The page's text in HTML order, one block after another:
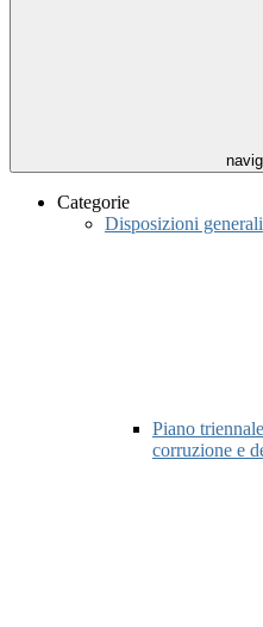
Categorie
Disposizioni generali
Piano
corruzione e